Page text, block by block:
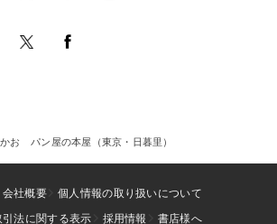
お パン屋の本屋（東京・日暮里）
会社概要
個人情報の取り扱いについて
法に関する表示
採用情報 書店様へ